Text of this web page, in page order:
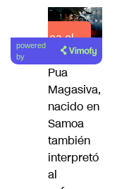
Lea el
artículo
powered
by
Pua
Magasiva,
nacido en
Samoa
también
interpretó
al